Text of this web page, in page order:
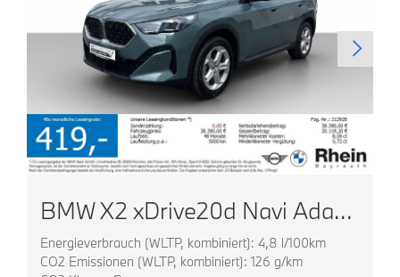
BMW X2 xDrive20d Navi AdapLED ACC HUD Park+ Komfortz
Energieverbrauch (WLTP, kombiniert): 4,8 l/100km
CO2 Emissionen (WLTP, kombiniert): 126 g/km